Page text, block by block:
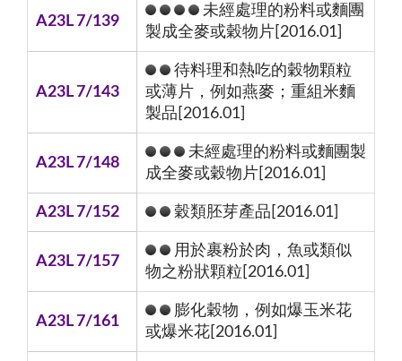
A23L 7/139
未經處理的粉料或麵團
製成全麥或穀物片[2016.01]
A23L 7/143
待料理和熱吃的穀物顆粒
或薄片，例如燕麥；重組米麵
製品[2016.01]
A23L 7/148
未經處理的粉料或麵團製
成全麥或穀物片[2016.01]
A23L 7/152 穀類胚芽產品[2016.01]
A23L 7/157
用於裹粉於肉，魚或類似
物之粉狀顆粒[2016.01]
A23L 7/161
膨化穀物，例如爆玉米花
或爆米花[2016.01]